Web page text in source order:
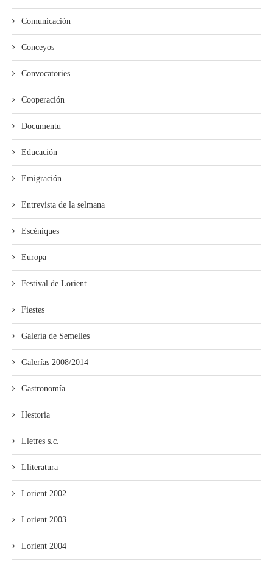
Comunicación
Conceyos
Convocatories
Cooperación
Documentu
Educación
Emigración
Entrevista de la selmana
Escéniques
Europa
Festival de Lorient
Fiestes
Galería de Semelles
Galerías 2008/2014
Gastronomía
Hestoria
Lletres s.c.
Lliteratura
Lorient 2002
Lorient 2003
Lorient 2004